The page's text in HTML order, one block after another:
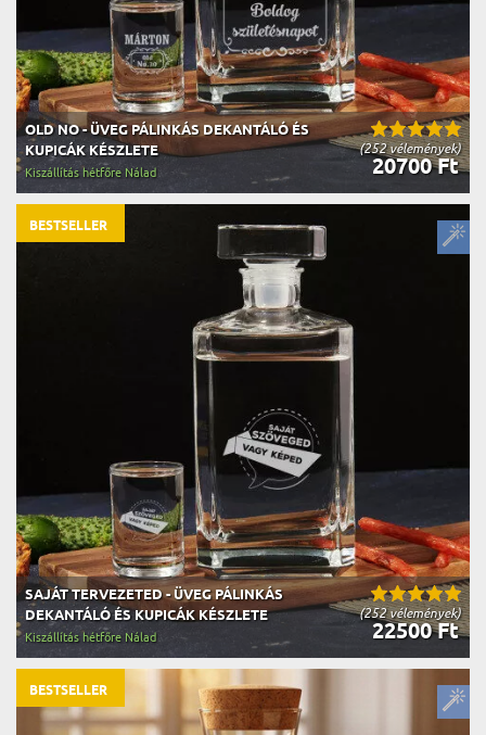
(252 vélemények)
OLD NO - ÜVEG PÁLINKÁS DEKANTÁLÓ ÉS
KUPICÁK KÉSZLETE
20700 Ft
Kiszállítás hétfőre Nálad
(252 vélemények)
SAJÁT TERVEZETED - ÜVEG PÁLINKÁS
DEKANTÁLÓ ÉS KUPICÁK KÉSZLETE
22500 Ft
Kiszállítás hétfőre Nálad
BESTSELLER
BESTSELLER